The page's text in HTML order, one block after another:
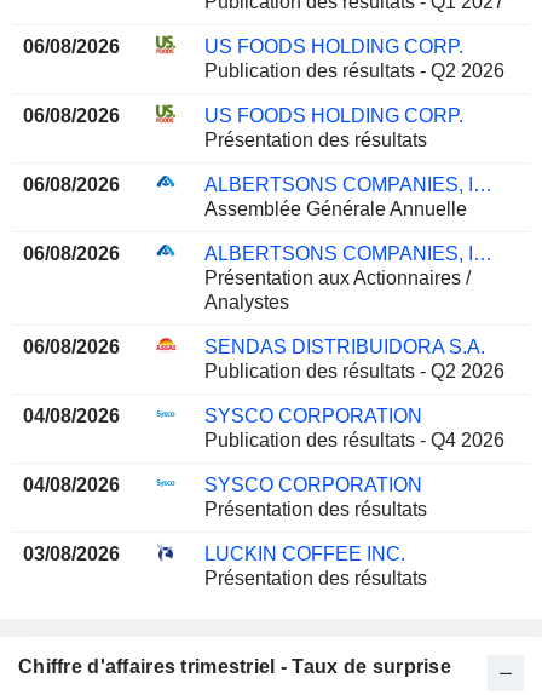
06/08/2026
US FOODS HOLDING CORP.
Publication des résultats - Q2 2026
06/08/2026
US FOODS HOLDING CORP.
Présentation des résultats
06/08/2026
ALBERTSONS COMPANIES, INC.
Assemblée Générale Annuelle
06/08/2026
ALBERTSONS COMPANIES, INC.
Présentation aux Actionnaires /
Analystes
06/08/2026
SENDAS DISTRIBUIDORA S.A.
Publication des résultats - Q2 2026
04/08/2026
SYSCO CORPORATION
Publication des résultats - Q4 2026
04/08/2026
SYSCO CORPORATION
Présentation des résultats
03/08/2026
LUCKIN COFFEE INC.
Présentation des résultats
Chiffre d'affaires trimestriel - Taux de surprise